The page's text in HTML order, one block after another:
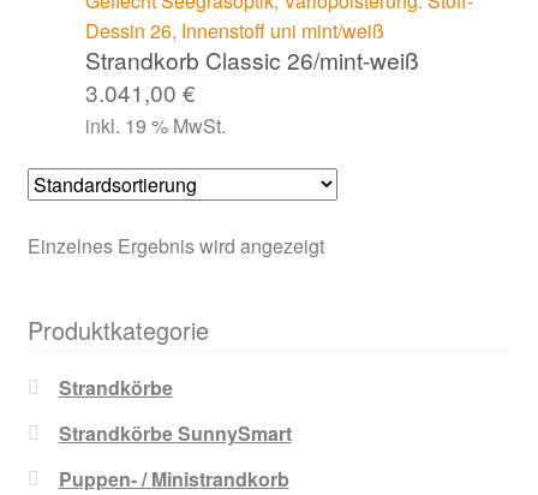
Strandkorb Classic 26/mint-weiß
3.041,00 €
inkl. 19 % MwSt.
Einzelnes Ergebnis wird angezeigt
Produktkategorie
Strandkörbe
Strandkörbe SunnySmart
Puppen- / Ministrandkorb